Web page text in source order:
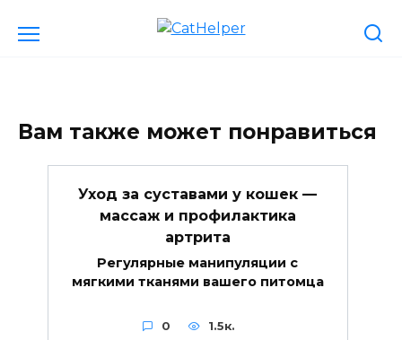
Вам также может понравиться
Уход за суставами у кошек —
массаж и профилактика
артрита
Регулярные манипуляции с
мягкими тканями вашего питомца
0 1.5к.